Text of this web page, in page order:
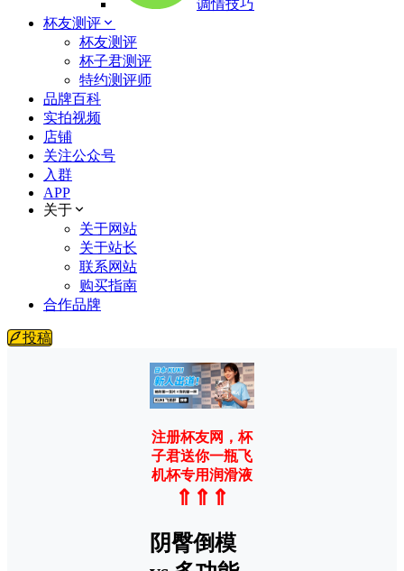
调情技巧
杯友测评
杯友测评
杯子君测评
特约测评师
品牌百科
实拍视频
店铺
关注公众号
入群
APP
关于
关于网站
关于站长
联系网站
购买指南
合作品牌
投稿
注册杯友网，杯
子君送你一瓶飞
机杯专用润滑液
⇑⇑⇑
阴臀倒模